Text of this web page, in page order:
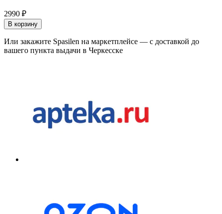
2990 ₽
В корзину
Или закажите Spasilen на маркетплейсе — с доставкой до
вашего пункта выдачи в Черкесске